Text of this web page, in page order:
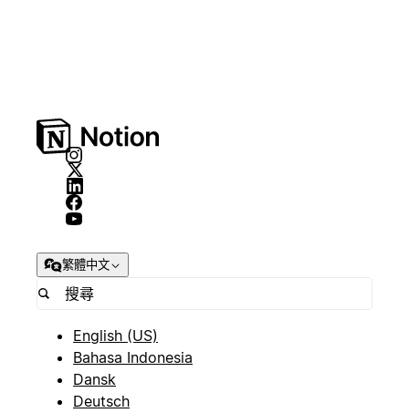
繁體中文
English (US)
Bahasa Indonesia
Dansk
Deutsch